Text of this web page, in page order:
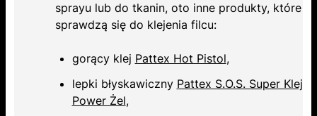
sprayu lub do tkanin, oto inne produkty, które
sprawdzą się do klejenia filcu:
gorący klej Pattex Hot Pistol,
lepki błyskawiczny Pattex S.O.S. Super Klej
Power Żel,